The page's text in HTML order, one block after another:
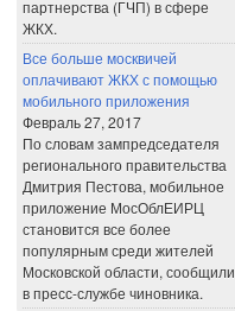
партнерства (ГЧП) в сфере
ЖКХ.
Все больше москвичей
оплачивают ЖКХ с помощью
мобильного приложения
Февраль 27, 2017
По словам зампредседателя
регионального правительства
Дмитрия Пестова, мобильное
приложение МосОблЕИРЦ
становится все более
популярным среди жителей
Московской области, сообщили
в пресс-службе чиновника.